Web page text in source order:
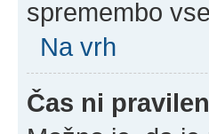
spremembo
Na vrh
Čas ni